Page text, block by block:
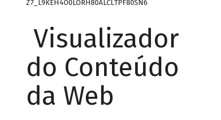
Z7_L9KEH4O0LORH80ALCLTPF80SN6
Visualizador
do Conteúdo
da Web